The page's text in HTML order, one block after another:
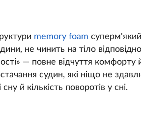
memory foam
не чинить на тіло
— повне відчуття комфорту й
судин, які ніщо не
й кількість поворотів у сні.